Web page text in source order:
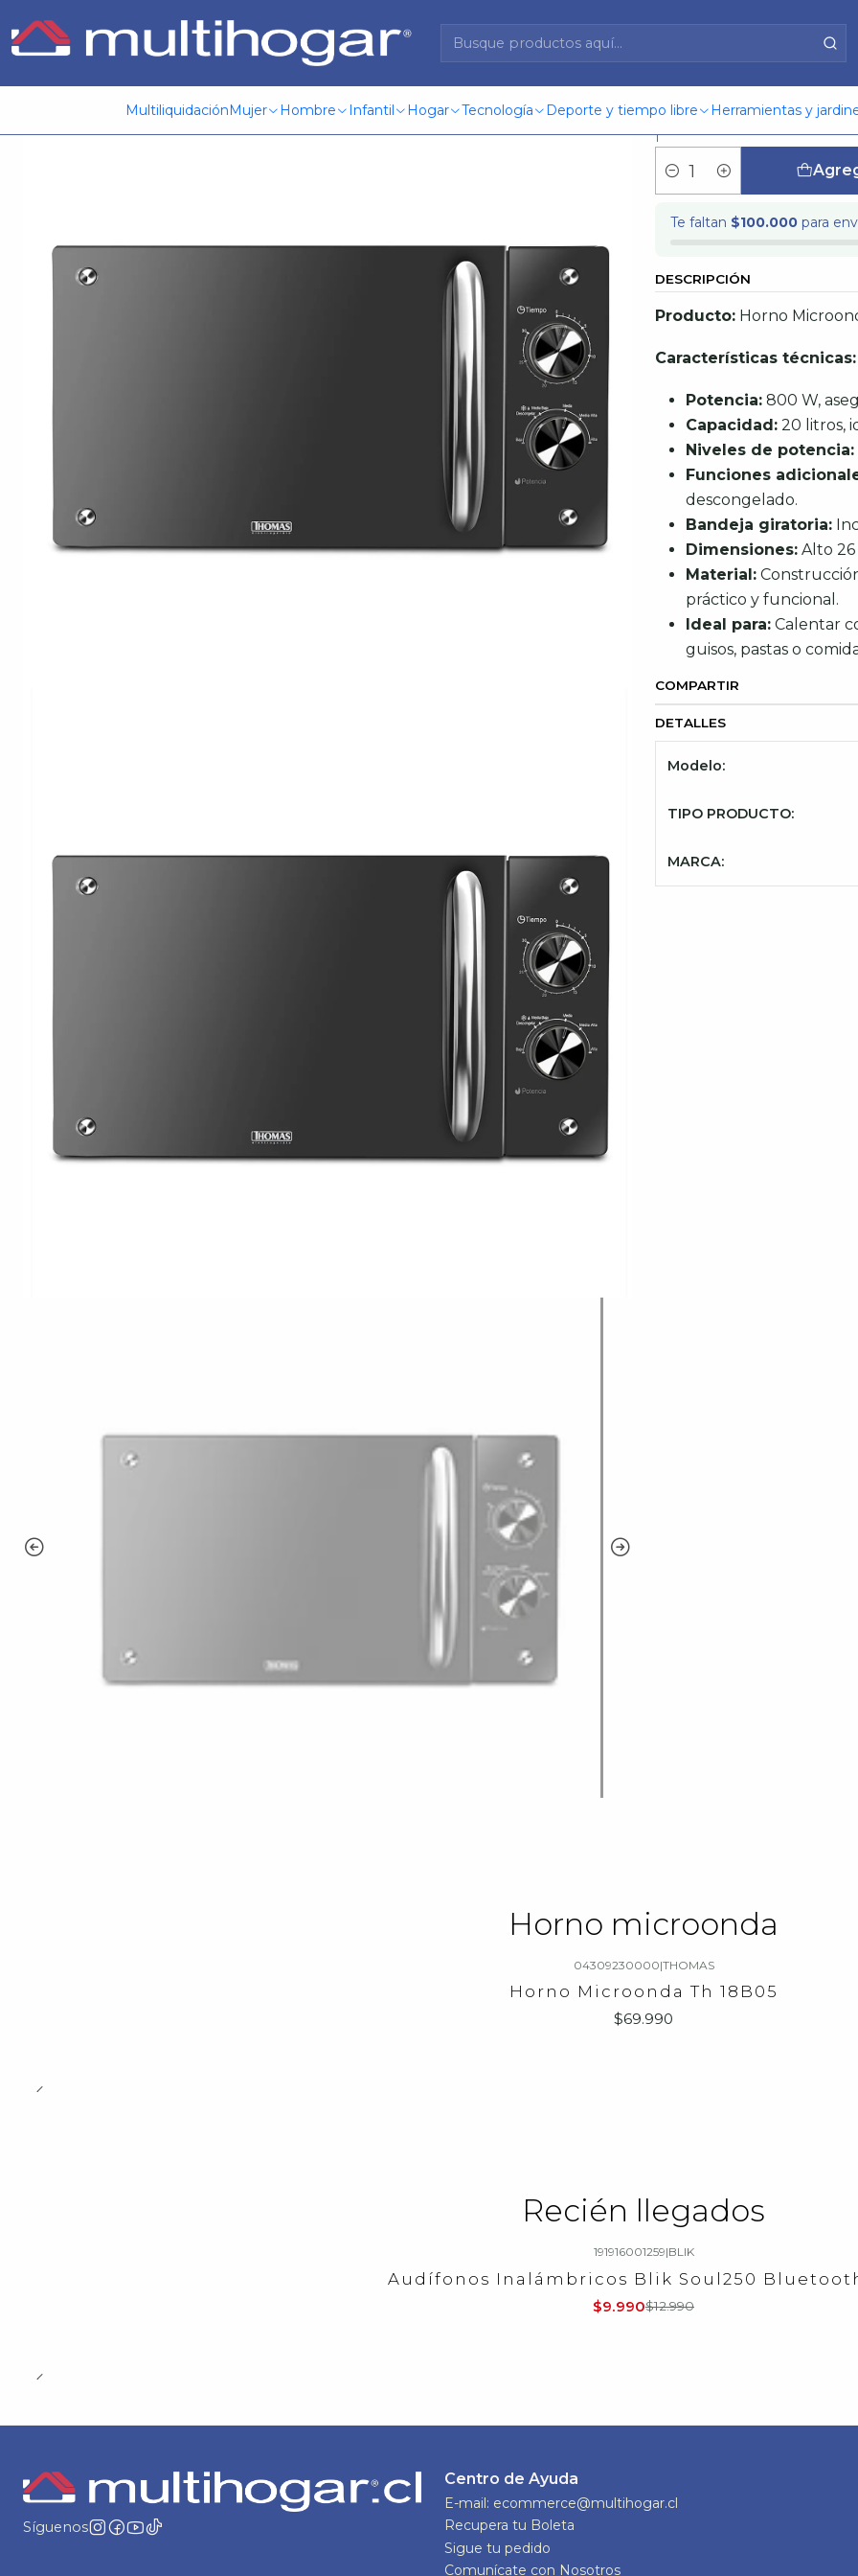
MultiliquidaciónMujer Hombre Infantil Hogar Tecnología Deporte y tiempo libre Herramientas y
Inicio Electrodomesticos
Horno
|
Cantidad
Te faltan $100.000 para
DESCRIPCIÓN
Producto: Horno
Características técnicas:
Potencia: 800 W,
Capacidad: 20 litros,
Niveles de potencia:
Funciones
descongelado.
Bandeja giratoria:
Dimensiones: Alto 26
Material:
práctico y funcional.
Ideal para: Calentar
guisos, pastas o
COMPARTIR
DETALLES
Modelo:
TIPO PRODUCTO:
MARCA:
Horno microonda
04309230000|THOMAS
Horno Microonda Th 18B05
$69.990
Recién llegados
191916001259|BLIK
Audífonos Inalámbricos Blik Soul250
$9.990$12.990
Síguenos
Centro de Ayuda
E-mail: ecommerce@multihogar.cl
Recupera tu Boleta
Sigue tu pedido
Comunícate con Nosotros